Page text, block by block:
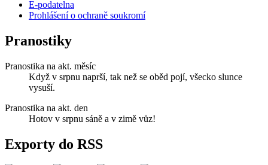
E-podatelna
Prohlášení o ochraně soukromí
Pranostiky
Pranostika na akt. měsíc
Když v srpnu naprší, tak než se oběd pojí, všecko slunce
vysuší.
Pranostika na akt. den
Hotov v srpnu sáně a v zimě vůz!
Exporty do RSS